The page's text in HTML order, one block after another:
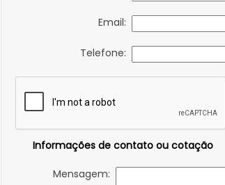
Email:
Telefone:
Informações de contato ou cotação
Mensagem: